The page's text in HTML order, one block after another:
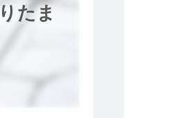
たま